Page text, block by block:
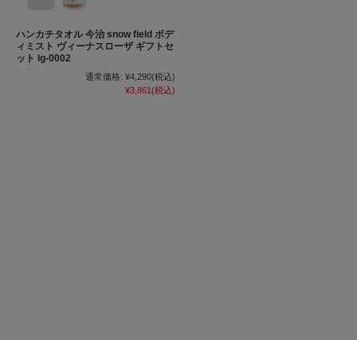
ハンカチタオル 今治 snow field ボデ
ィミスト ヴィーナスローザ ギフトセ
ット lg-0002
通常価格: ¥4,290(税込)
¥3,861(税込)